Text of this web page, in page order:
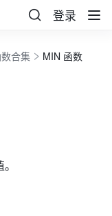
登录
合集 MIN 函数